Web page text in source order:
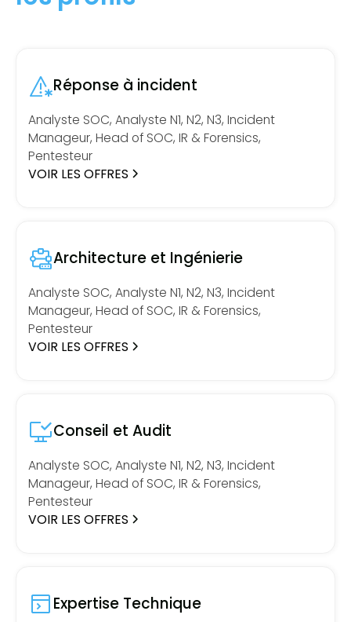
Réponse à incident
Analyste SOC, Analyste N1, N2, N3, Incident
Manageur, Head of SOC, IR & Forensics,
Pentesteur
VOIR LES OFFRES
Architecture et Ingénierie
Analyste SOC, Analyste N1, N2, N3, Incident
Manageur, Head of SOC, IR & Forensics,
Pentesteur
VOIR LES OFFRES
Conseil et Audit
Analyste SOC, Analyste N1, N2, N3, Incident
Manageur, Head of SOC, IR & Forensics,
Pentesteur
VOIR LES OFFRES
Expertise Technique